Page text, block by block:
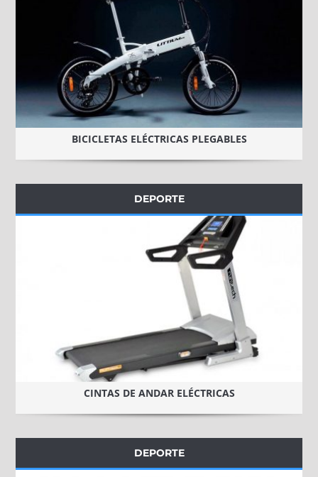
BICICLETAS ELÉCTRICAS PLEGABLES
DEPORTE
CINTAS DE ANDAR ELÉCTRICAS
DEPORTE